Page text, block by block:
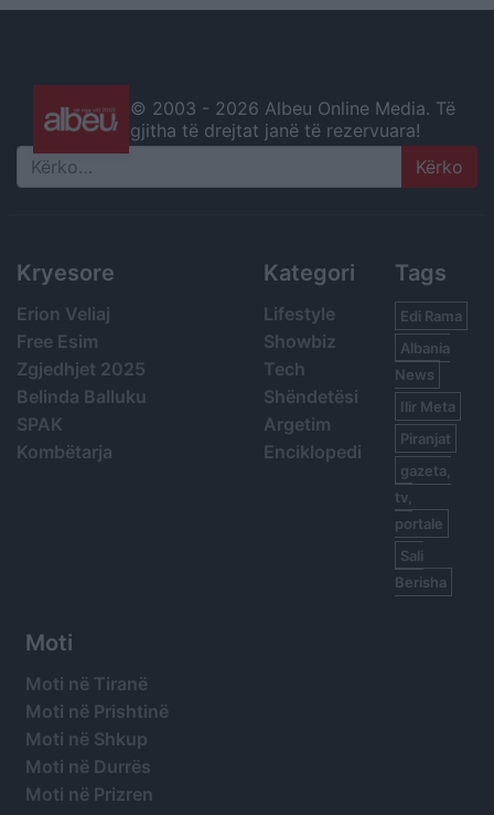
© 2003 - 2026 Albeu Online Media. Të
gjitha të drejtat janë të rezervuara!
Search
Kryesore
Erion Veliaj
Free Esim
Zgjedhjet 2025
Belinda Balluku
SPAK
Kombëtarja
Kategori
Lifestyle
Showbiz
Tech
Shëndetësi
Argetim
Enciklopedi
Tags
Edi Rama
Albania
News
Ilir Meta
Piranjat
gazeta,
tv,
portale
Sali
Berisha
Moti
Moti në Tiranë
Moti në Prishtinë
Moti në Shkup
Moti në Durrës
Moti në Prizren